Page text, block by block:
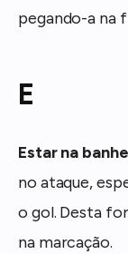
pegando-a na
E
Estar na
no ataque,
o gol. Desta
na marcação.